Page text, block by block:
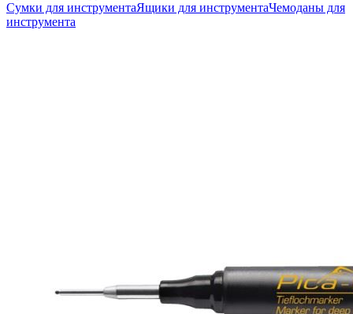
Сумки для инструментаЯщики для инструментаЧемоданы для
инструмента